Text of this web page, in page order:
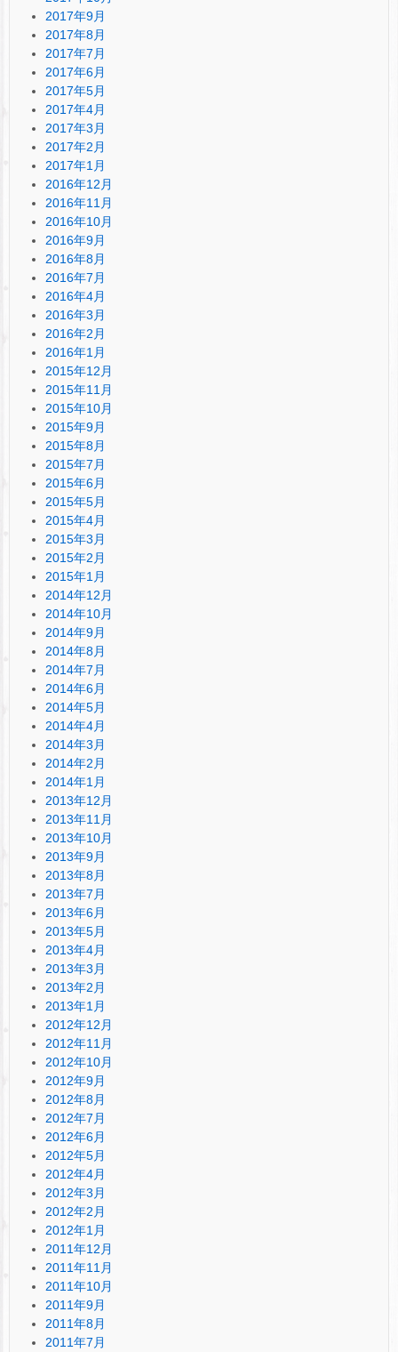
2017年9月
2017年8月
2017年7月
2017年6月
2017年5月
2017年4月
2017年3月
2017年2月
2017年1月
2016年12月
2016年11月
2016年10月
2016年9月
2016年8月
2016年7月
2016年4月
2016年3月
2016年2月
2016年1月
2015年12月
2015年11月
2015年10月
2015年9月
2015年8月
2015年7月
2015年6月
2015年5月
2015年4月
2015年3月
2015年2月
2015年1月
2014年12月
2014年10月
2014年9月
2014年8月
2014年7月
2014年6月
2014年5月
2014年4月
2014年3月
2014年2月
2014年1月
2013年12月
2013年11月
2013年10月
2013年9月
2013年8月
2013年7月
2013年6月
2013年5月
2013年4月
2013年3月
2013年2月
2013年1月
2012年12月
2012年11月
2012年10月
2012年9月
2012年8月
2012年7月
2012年6月
2012年5月
2012年4月
2012年3月
2012年2月
2012年1月
2011年12月
2011年11月
2011年10月
2011年9月
2011年8月
2011年7月